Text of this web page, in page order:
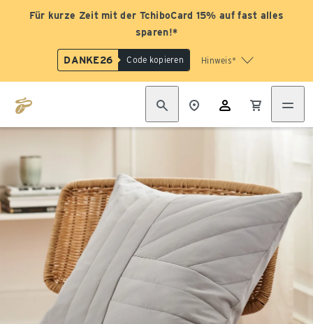
Für kurze Zeit mit der TchiboCard 15% auf fast alles
sparen!*
DANKE26 Code kopieren Hinweis*